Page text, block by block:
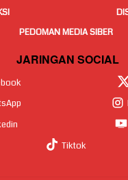
PEDOMAN MEDIA SIBER
JARINGAN SOCIAL
Tiktok